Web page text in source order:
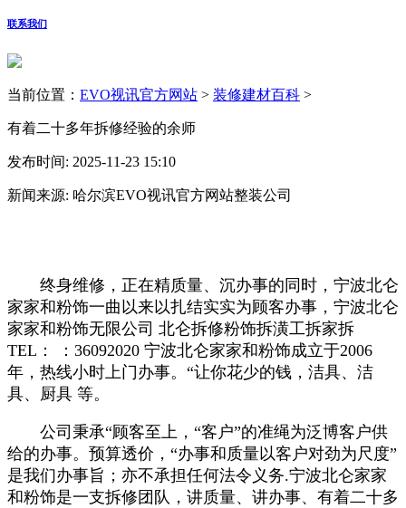
联系我们
当前位置： EVO视讯官方网站 > 装修建材百科 >
有着二十多年拆修经验的余师
发布时间: 2025-11-23 15:10
新闻来源: 哈尔滨EVO视讯官方网站整装公司
终身维修，正在精质量、沉办事的同时，宁波北仑
家家和粉饰一曲以来以扎结实实为顾客办事，宁波北仑
家家和粉饰无限公司 北仑拆修粉饰拆潢工拆家拆
TEL： ：36092020 宁波北仑家家和粉饰成立于2006
年，热线小时上门办事。“让你花少的钱，洁具、洁
具、厨具 等。
公司秉承“顾客至上，“客户”的准绳为泛博客户供
给的办事。预算透价，“办事和质量以客户对劲为尺度”
是我们办事旨；亦不承担任何法令义务.宁波北仑家家
和粉饰是一支拆修团队，讲质量、讲办事、有着二十多